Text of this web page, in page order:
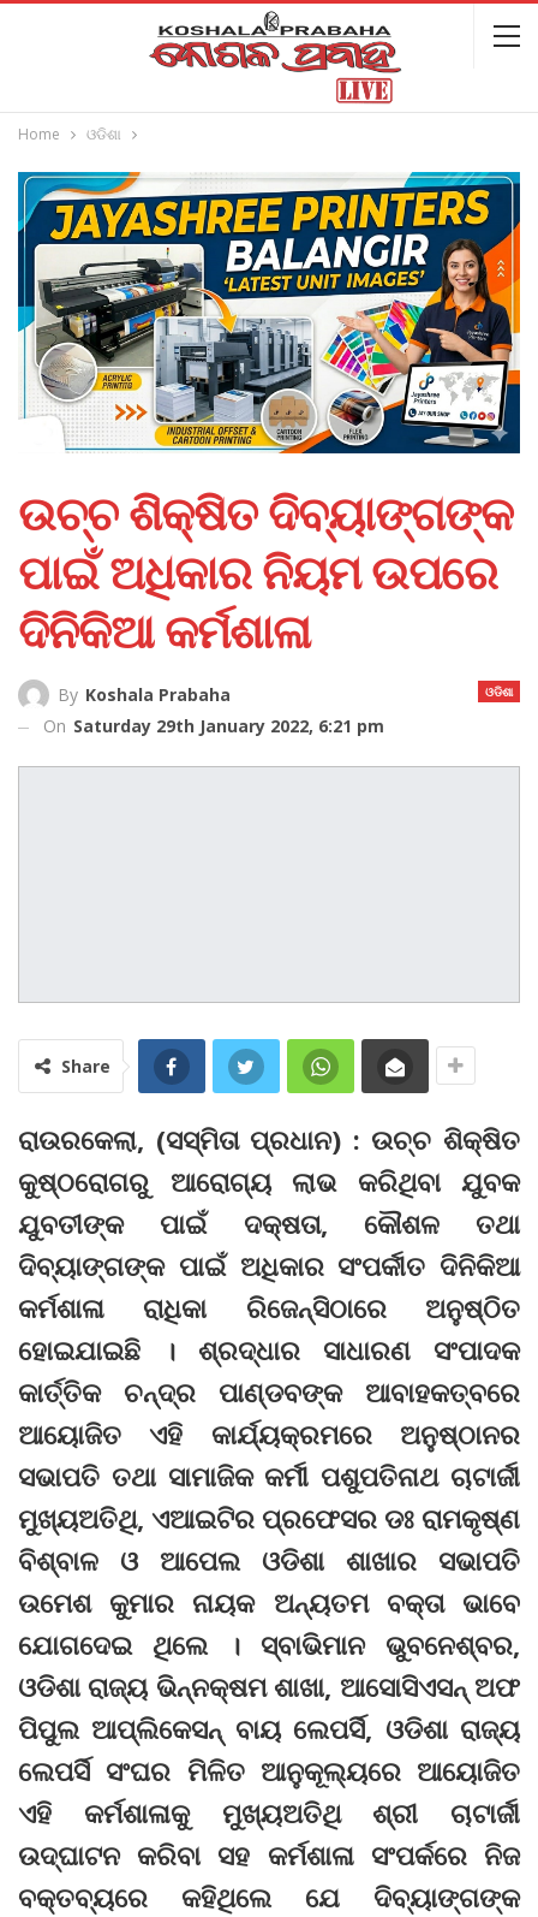
Home ଓଡିଶା
ଉଚ୍ଚ ଶିକ୍ଷିତ ଦିବ୍ୟାଙ୍ଗଙ୍କ
ପାଇଁ ଅଧିକାର ନିୟମ ଉପରେ
ଦିନିକିଆ କର୍ମଶାଳା
ଓଡିଶା
By Koshala Prabaha
On Saturday 29th January 2022, 6:21 pm
Share
ରାଉରକେଲା, (ସସ୍ମିତା ପ୍ରଧାନ) : ଉଚ୍ଚ ଶିକ୍ଷିତ
କୁଷ୍ଠରୋଗରୁ ଆରୋଗ୍ୟ ଲାଭ କରିଥିବା ଯୁବକ
ଯୁବତୀଙ୍କ ପାଇଁ ଦକ୍ଷତା, କୌଶଳ ତଥା
ଦିବ୍ୟାଙ୍ଗଙ୍କ ପାଇଁ ଅଧିକାର ସଂପର୍କୀତ ଦିନିକିଆ
କର୍ମଶାଳା ରାଧିକା ରିଜେନ୍ସିଠାରେ ଅନୁଷ୍ଠିତ
ହୋଇଯାଇଛି । ଶ୍ରଦ୍ଧାର ସାଧାରଣ ସଂପାଦକ
କାର୍ତ୍ତିକ ଚନ୍ଦ୍ର ପାଣ୍ଡବଙ୍କ ଆବାହକତ୍ବରେ
ଆୟୋଜିତ ଏହି କାର୍ଯ୍ୟକ୍ରମରେ ଅନୁଷ୍ଠାନର
ସଭାପତି ତଥା ସାମାଜିକ କର୍ମୀ ପଶୁପତିନାଥ ଚାଟାର୍ଜୀ
ମୁଖ୍ୟଅତିଥି, ଏଆଇଟିର ପ୍ରଫେସର ଡଃ ରାମକୃଷ୍ଣ
ବିଶ୍ବାଳ ଓ ଆପେଲ ଓଡିଶା ଶାଖାର ସଭାପତି
ଉମେଶ କୁମାର ନାୟକ ଅନ୍ୟତମ ବକ୍ତା ଭାବେ
ଯୋଗଦେଇ ଥିଲେ । ସ୍ବାଭିମାନ ଭୁବନେଶ୍ବର,
ଓଡିଶା ରାଜ୍ୟ ଭିନ୍ନକ୍ଷମ ଶାଖା, ଆସୋସିଏସନ୍ ଅଫ
ପିପୁଲ ଆପ୍ଲିକେସନ୍ ବାୟ ଲେପର୍ସି, ଓଡିଶା ରାଜ୍ୟ
ଲେପର୍ସି ସଂଘର ମିଳିତ ଆନୁକୂଲ୍ୟରେ ଆୟୋଜିତ
ଏହି କର୍ମଶାଳାକୁ ମୁଖ୍ୟଅତିଥି ଶ୍ରୀ ଚାଟାର୍ଜୀ
ଉଦ୍‌ଘାଟନ କରିବା ସହ କର୍ମଶାଳା ସଂପର୍କରେ ନିଜ
ବକ୍ତବ୍ୟରେ କହିଥିଲେ ଯେ ଦିବ୍ୟାଙ୍ଗଙ୍କ